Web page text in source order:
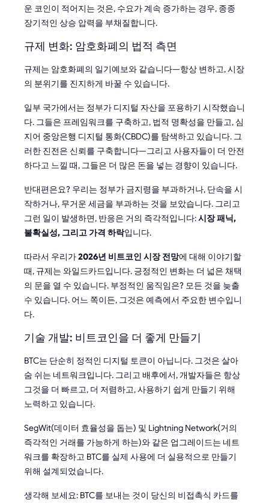
운 코인이 적어지는 것은, 수요가 계속 증가하는 경우, 종종
장기적인 상승 압력을 부채질합니다.
규제 변화: 암호화폐의 법적 측면
규제는 암호화폐의 일기예보와 같습니다—항상 변하고, 시장
의 분위기를 진지하게 바꿀 수 있습니다.
일부 국가에서는 정부가 디지털 자산을 포용하기 시작했습니
다. 그들은 프레임워크를 구축하고, 법적 명확성을 만들고, 심
지어 중앙은행 디지털 통화(CBDC)를 탐색하고 있습니다. 그
러한 진전은 신뢰를 구축합니다—그리고 사용자들이 더 안전
하다고 느낄 때, 그들은 더 많은 돈을 넣는 경향이 있습니다.
반대편은요? 우리는 정부가 금지령을 부과하거나, 단속을 시
작하거나, 무거운 세금을 부과하는 것을 보았습니다. 그리고
그런 일이 발생하면, 반응은 거의 즉각적입니다:시장 패닉,
불확실성, 그리고 가격 하락입니다.
따라서 우리가2026년 비트코인 시장 전망에 대해 이야기할
때, 규제는 와일드카드입니다. 긍정적인 변화는 더 넓은 채택
의 문을 열 수 있습니다. 부정적인 움직임은? 모든 것을 늦출
수 있습니다. 어느 쪽이든, 그것은 예측에서 주요한 변수입니
다.
기술 개발: 비트코인을 더 좋게 만들기
BTC는 단순히 정적인 디지털 토큰이 아닙니다. 그것은 살아
숨 쉬는 네트워크입니다. 그리고 배후에서, 개발자들은 항상
그것을 더 빠르고, 더 저렴하고, 사용하기 쉽게 만들기 위해
노력하고 있습니다.
SegWit(데이터 효율성을 돕는) 및 Lightning Network(거의
즉각적인 거래를 가능하게 하는)와 같은 업그레이드는 네트
워크를 확장하고 BTC를 실제 사용에 더 실용적으로 만들기
위해 설계되었습니다.
생각해 보세요: BTC를 보내는 것이 당신의 비접촉식 카드를